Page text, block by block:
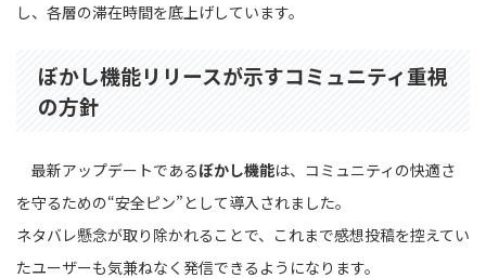
し、各層の滞在時間を底上げしています。
ぼかし機能リリースが示すコミュニティ重視
の方針
最新アップデートであるぼかし機能は、コミュニティの快適さ
を守るための“安全ピン”として導入されました。
ネタバレ懸念が取り除かれることで、これまで感想投稿を控えてい
たユーザーも気兼ねなく発信できるようになります。